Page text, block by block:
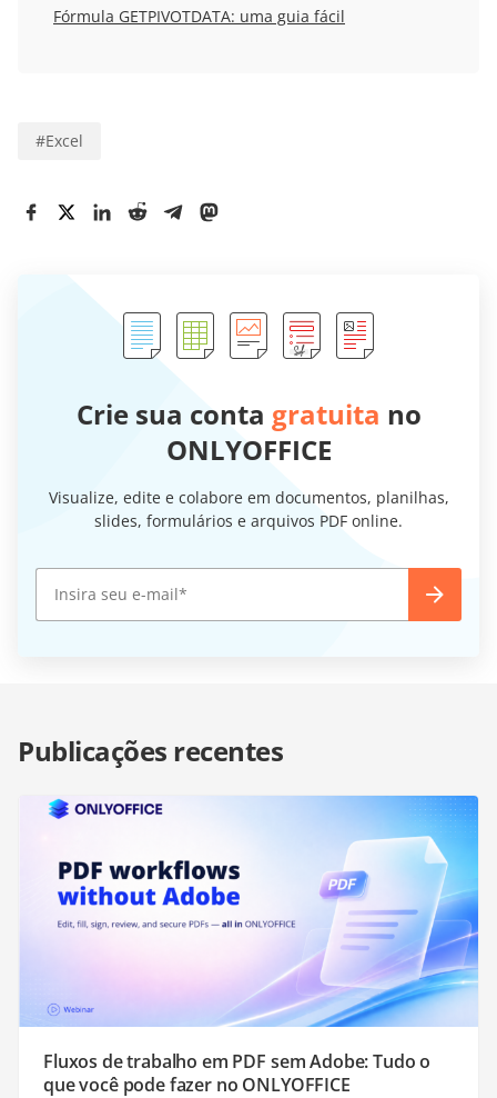
Fórmula GETPIVOTDATA: uma guia fácil
#Excel
Crie sua conta gratuita no
ONLYOFFICE
Visualize, edite e colabore em documentos, planilhas,
slides, formulários e arquivos PDF online.
Publicações recentes
Fluxos de trabalho em PDF sem Adobe: Tudo o
que você pode fazer no ONLYOFFICE